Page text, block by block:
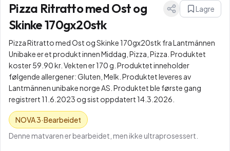
Pizza Ritratto med Ost og
Skinke 170gx20stk
Lagre
Pizza Ritratto med Ost og Skinke 170gx20stk fra Lantmännen
Unibake er et produkt innen Middag, Pizza, Pizza. Produktet
koster 59.90 kr. Vekten er 170 g. Produktet inneholder
følgende allergener: Gluten, Melk. Produktet leveres av
Lantmännen unibake norge AS. Produktet ble første gang
registrert 11.6.2023 og sist oppdatert 14.3.2026.
NOVA3·Bearbeidet
Denne matvaren er bearbeidet, men ikke ultraprosessert.